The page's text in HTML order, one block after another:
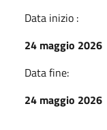
Data inizio :
24 maggio 2026
Data fine:
24 maggio 2026